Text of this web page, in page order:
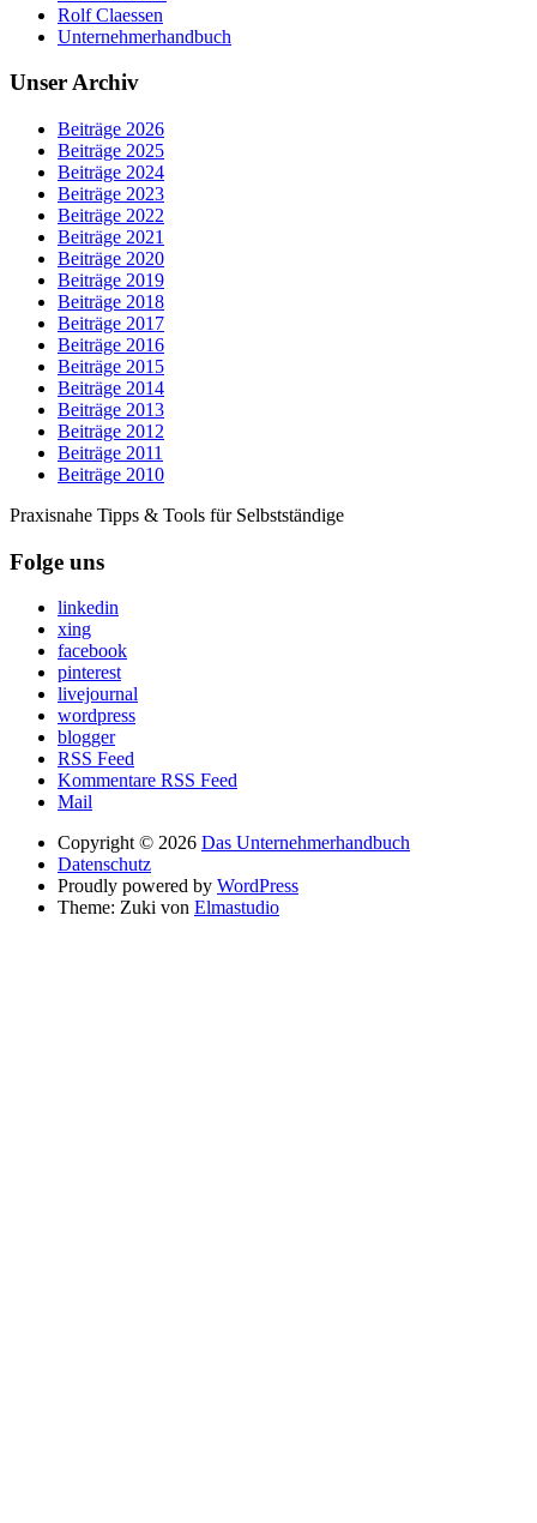
Rolf Claessen
Unternehmerhandbuch
Unser Archiv
Beiträge 2026
Beiträge 2025
Beiträge 2024
Beiträge 2023
Beiträge 2022
Beiträge 2021
Beiträge 2020
Beiträge 2019
Beiträge 2018
Beiträge 2017
Beiträge 2016
Beiträge 2015
Beiträge 2014
Beiträge 2013
Beiträge 2012
Beiträge 2011
Beiträge 2010
Praxisnahe Tipps & Tools für Selbstständige
Folge uns
linkedin
xing
facebook
pinterest
livejournal
wordpress
blogger
RSS Feed
Kommentare RSS Feed
Mail
Copyright © 2026 Das Unternehmerhandbuch
Datenschutz
Proudly powered by WordPress
Theme: Zuki von Elmastudio